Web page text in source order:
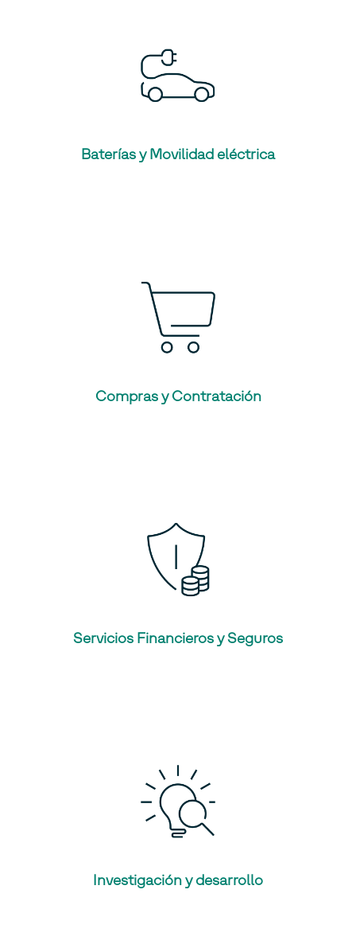
Baterías y Movilidad eléctrica
Compras y Contratación
Servicios Financieros y Seguros
Investigación y desarrollo